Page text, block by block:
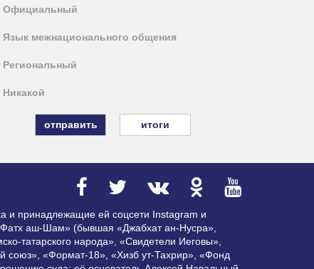
Официальный
Язык межнационального общения
Региональный
Никакой
итоги
и принадлежащие ей соцсети Instagram и
Фатх аш-Шам» (бывшая «Джабхат ан-Нусра»,
татарского народа», «Свидетели Иеговы»,
союз», «Формат-18», «Хизб ут-Тахрир», «Фонд